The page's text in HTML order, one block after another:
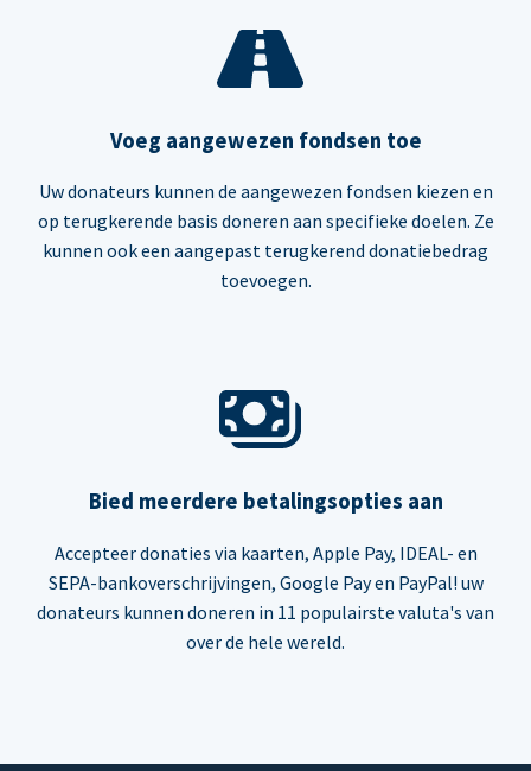
Voeg aangewezen fondsen toe
Uw donateurs kunnen de aangewezen fondsen kiezen en
op terugkerende basis doneren aan specifieke doelen. Ze
kunnen ook een aangepast terugkerend donatiebedrag
toevoegen.
Bied meerdere betalingsopties aan
Accepteer donaties via kaarten, Apple Pay, IDEAL- en
SEPA-bankoverschrijvingen, Google Pay en PayPal! uw
donateurs kunnen doneren in 11 populairste valuta's van
over de hele wereld.